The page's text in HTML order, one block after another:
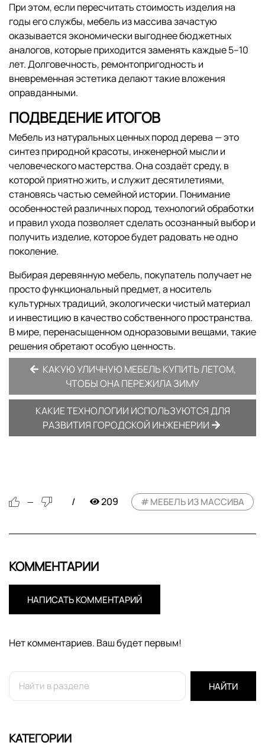
При этом, если пересчитать стоимость изделия на
годы его службы, мебель из массива зачастую
оказывается экономически выгоднее бюджетных
аналогов, которые приходится заменять каждые 5–10
лет. Долговечность, ремонтопригодность и
вневременная эстетика делают такие вложения
оправданными.
ПОДВЕДЕНИЕ ИТОГОВ
Мебель из натуральных ценных пород дерева — это
синтез природной красоты, инженерной мысли и
человеческого мастерства. Она создаёт среду, в
которой приятно жить, и служит десятилетиями,
становясь частью семейной истории. Понимание
особенностей различных пород, технологий обработки
и правил ухода позволяет сделать осознанный выбор и
получить изделие, которое будет радовать не одно
поколение.
Выбирая деревянную мебель, покупатель получает не
просто функциональный предмет, а носитель
культурных традиций, экологически чистый материал
и инвестицию в качество собственного пространства.
В мире, перенасыщенном одноразовыми вещами, такие
решения обретают особую ценность.
КАКУЮ УЛИЧНУЮ МЕБЕЛЬ КУПИТЬ ЛЕТОМ,
ЧТОБЫ ОНА ПЕРЕЖИЛА ЗИМУ
КАКИЕ ТЕХНОЛОГИИ ИСПОЛЬЗУЮТСЯ ДЛЯ
РАЗВИТИЯ ГОРОДСКОЙ ИНЖЕНЕРИИ
— 209 МЕБЕЛЬ ИЗ МАССИВА
КОММЕНТАРИИ
НАПИСАТЬ КОММЕНТАРИЙ
Нет комментариев. Ваш будет первым!
НАЙТИ
КАТЕГОРИИ